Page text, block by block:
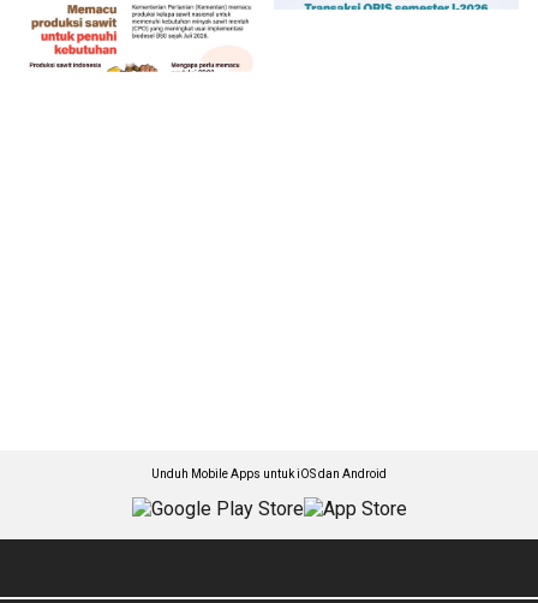
Unduh Mobile Apps untuk iOS dan Android